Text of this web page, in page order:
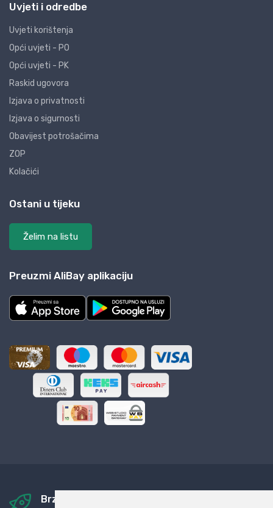
Uvjeti i odredbe
Uvjeti korištenja
Opći uvjeti - PO
Opći uvjeti - PK
Raskid ugovora
Izjava o privatnosti
Izjava o sigurnosti
Obavijest potrošačima
ZOP
Kolačići
Ostani u tijeku
Želim na listu
Preuzmi AliBay aplikaciju
Brza i sigurna dostava